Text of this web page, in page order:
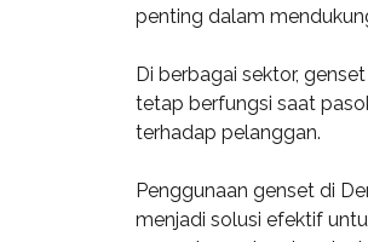
penting dalam
Di berbagai sektor,
tetap berfungsi saat
terhadap pelanggan.
Penggunaan genset di
menjadi solusi efektif